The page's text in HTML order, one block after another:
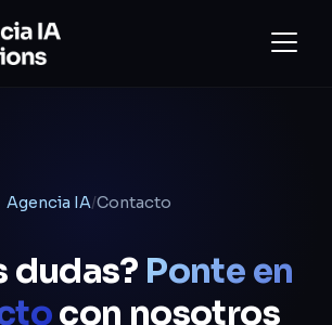
Agencia IA/Contacto
dudas? Ponte en
con nosotros